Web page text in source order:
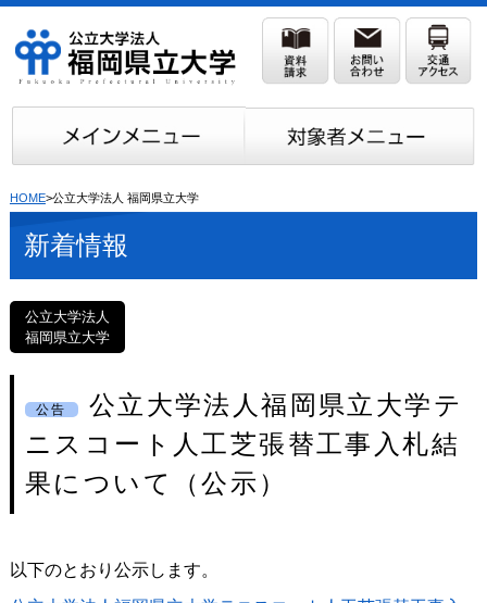
HOME>公立大学法人 福岡県立大学
新着情報
公立大学法人
福岡県立大学
公告
公立大学法人福岡県立大学テ
ニスコート人工芝張替工事入札結
果について（公示）
以下のとおり公示します。